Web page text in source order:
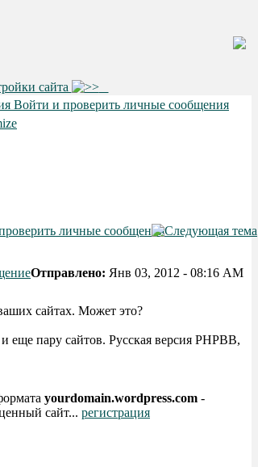
сайта
Войти и проверить личные сообщения
Отправлено: Янв 03, 2012 - 08:16 AM
сайтах. Может это?
пару сайтов. Русская версия PHPBB,
yourdomain.wordpress.com -
сайт... регистрация